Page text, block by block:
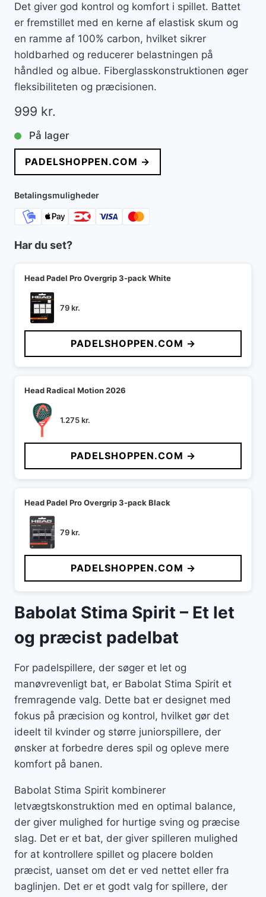
Det giver god kontrol og komfort i spillet. Battet
er fremstillet med en kerne af elastisk skum og
en ramme af 100% carbon, hvilket sikrer
holdbarhed og reducerer belastningen på
håndled og albue. Fiberglasskonstruktionen øger
fleksibiliteten og præcisionen.
999 kr.
På lager
PADELSHOPPEN.COM →
Betalingsmuligheder
Har du set?
Head Padel Pro Overgrip 3-pack White
79kr.
PADELSHOPPEN.COM →
Head Radical Motion 2026
1.275kr.
PADELSHOPPEN.COM →
Head Padel Pro Overgrip 3-pack Black
79kr.
PADELSHOPPEN.COM →
Babolat Stima Spirit – Et let
og præcist padelbat
For padelspillere, der søger et let og
manøvrevenligt bat, er Babolat Stima Spirit et
fremragende valg. Dette bat er designet med
fokus på præcision og kontrol, hvilket gør det
ideelt til kvinder og større juniorspillere, der
ønsker at forbedre deres spil og opleve mere
komfort på banen.
Babolat Stima Spirit kombinerer
letvægtskonstruktion med en optimal balance,
der giver mulighed for hurtige sving og præcise
slag. Det er et bat, der giver spilleren mulighed
for at kontrollere spillet og placere bolden
præcist, uanset om det er ved nettet eller fra
baglinjen. Det er et godt valg for spillere, der